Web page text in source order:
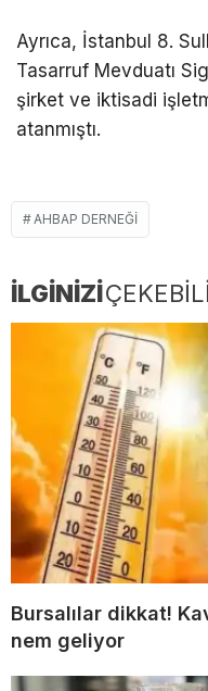
Ayrıca, İstanbul 8.
Tasarruf Mevduatı
şirket ve iktisadi
atanmıştı.
AHBAP DERNEĞI
İLGİNİZİ
Bursalılar dikkat!
nem geliyor